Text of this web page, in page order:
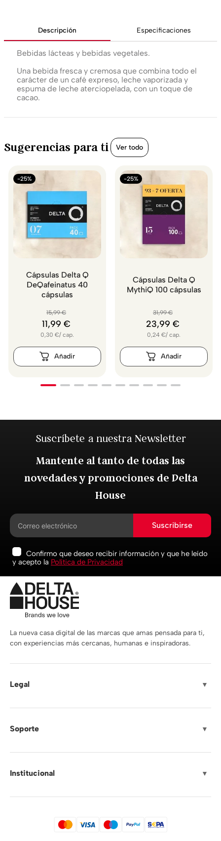
Descripción Especificaciones
Bebidas lácteas y bebidas vegetales.
Una bebida fresca y cremosa que combina todo el
carácter de un café expreso, leche vaporizada y
espuma de leche aterciopelada, con un toque de
cacao.
Sugerencias para ti Ver todo
-25%
Cápsulas Delta Q
DeQafeinatus 40
cápsulas
15,99 €
11,99 €
0,30 €/ cap.
-25%
Cápsulas Delta Q
MythiQ 100 cápsulas
31,99 €
23,99 €
0,24 €/ cap.
Suscríbete a nuestra Newsletter
Mantente al tanto de todas las
novedades y promociones de Delta
House
Suscribirse
Confirmo que deseo recibir información y que he leído
y acepto la Política de Privacidad
La nueva casa digital de las marcas que amas pensada para ti,
con experiencias más cercanas, humanas e inspiradoras.
Legal ▼
Soporte ▼
Institucional ▼